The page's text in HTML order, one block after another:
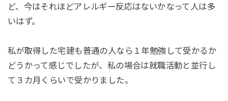
ど、今はそれほどアレルギー反応はないかなって人は多
いはず。
私が取得した宅建も普通の人なら１年勉強して受かるか
どうかって感じでしたが、私の場合は就職活動と並行し
て３カ月くらいで受かりました。